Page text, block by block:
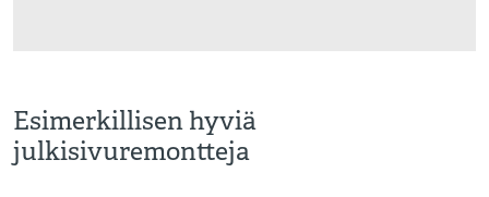
Esimerkillisen hyviä
julkisivuremontteja